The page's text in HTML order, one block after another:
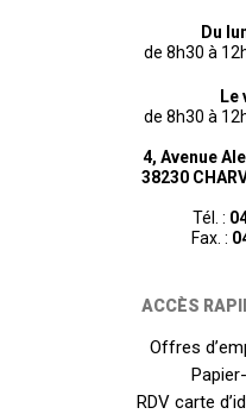
Du
de 8h30 à
Le
de 8h30 à
4, Avenue
38230
Tél. :
Fax. :
ACCÈS
Offres
RDV carte